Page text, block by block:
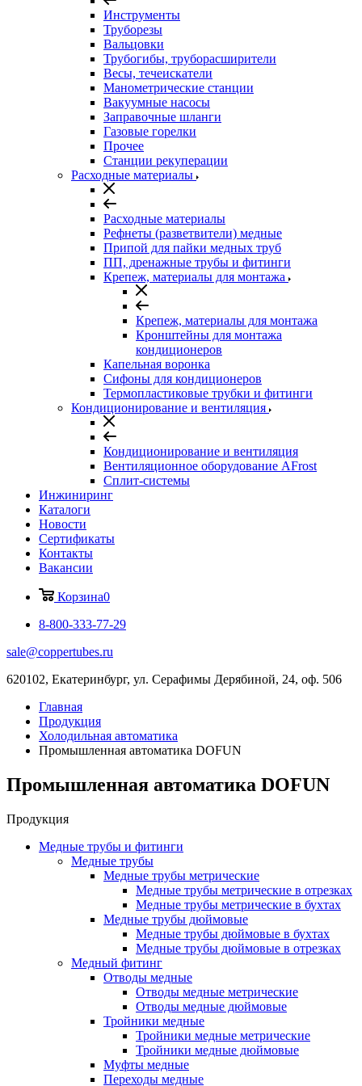
Инструменты
Труборезы
Вальцовки
Трубогибы, труборасширители
Весы, течеискатели
Манометрические станции
Вакуумные насосы
Заправочные шланги
Газовые горелки
Прочее
Станции рекуперации
Расходные материалы
Расходные материалы
Рефнеты (разветвители) медные
Припой для пайки медных труб
ПП, дренажные трубы и фитинги
Крепеж, материалы для монтажа
Крепеж, материалы для монтажа
Кронштейны для монтажа
кондиционеров
Капельная воронка
Сифоны для кондиционеров
Термопластиковые трубки и фитинги
Кондиционирование и вентиляция
Кондиционирование и вентиляция
Вентиляционное оборудование AFrost
Сплит-системы
Инжиниринг
Каталоги
Новости
Сертификаты
Контакты
Вакансии
Корзина0
8-800-333-77-29
sale@coppertubes.ru
620102, Екатеринбург, ул. Серафимы Дерябиной, 24, оф. 506
Главная
Продукция
Холодильная автоматика
Промышленная автоматика DOFUN
Промышленная автоматика DOFUN
Продукция
Медные трубы и фитинги
Медные трубы
Медные трубы метрические
Медные трубы метрические в отрезках
Медные трубы метрические в бухтах
Медные трубы дюймовые
Медные трубы дюймовые в бухтах
Медные трубы дюймовые в отрезках
Медный фитинг
Отводы медные
Отводы медные метрические
Отводы медные дюймовые
Тройники медные
Тройники медные метрические
Тройники медные дюймовые
Муфты медные
Переходы медные